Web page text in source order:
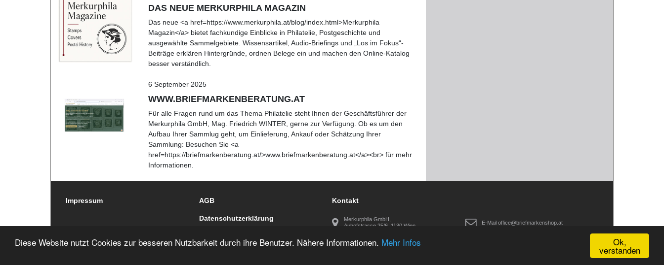
Ok,
verstanden
Diese Website nutzt Cookies zur besseren Nutzbarkeit durch ihre Benutzer. Nähere Informationen. Mehr Infos
DAS NEUE MERKURPHILA MAGAZIN
Das neue <a href=https://www.merkurphila.at/blog/index.html>Merkurphila
Magazin</a> bietet fachkundige Einblicke in Philatelie, Postgeschichte und
ausgewählte Sammelgebiete. Wissensartikel, Audio-Briefings und „Los im Fokus“-
Beiträge erklären Hintergründe, ordnen Belege ein und machen den Online-Katalog
besser verständlich.
6 September 2025
WWW.BRIEFMARKENBERATUNG.AT
Für alle Fragen rund um das Thema Philatelie steht Ihnen der Geschäftsführer der
Merkurphila GmbH, Mag. Friedrich WINTER, gerne zur Verfügung. Ob es um den
Aufbau Ihrer Sammlug geht, um Einlieferung, Ankauf oder Schätzung Ihrer
Sammlung: Besuchen Sie <a
href=https://briefmarkenberatung.at/>www.briefmarkenberatung.at</a><br> für mehr
Informationen.
Impressum AGB
Datenschutzerklärung
Kontakt
Merkurphila GmbH,
Auhofstrasse 25/6, 1130 Wien
Rufen Sie uns an: 0043 (01) 23 683 27
E-Mail office@briefmarkenshop.at